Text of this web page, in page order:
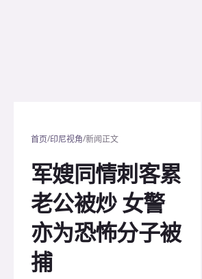
首页/印尼视角/新闻正文
军嫂同情刺客累
老公被炒 女警
亦为恐怖分子被
捕